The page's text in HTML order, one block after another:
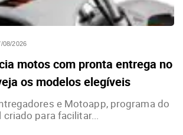
08/2026
motos com pronta entrega no
os modelos elegíveis
e Motoapp, programa do
criado para facilitar...